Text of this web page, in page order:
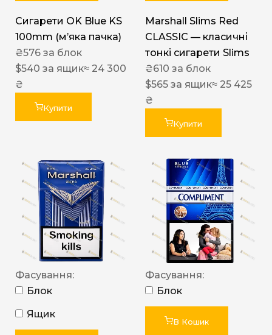
Сигарети OK Blue KS
100mm (м’яка пачка)
₴576 за блок
$540 за ящик≈ 24 300
₴
Купити
Marshall Slims Red
CLASSIC — класичні
тонкі сигарети Slims
₴610 за блок
$565 за ящик≈ 25 425
₴
Купити
Фасування:
Блок
Ящик
Фасування:
Блок
В Кошик